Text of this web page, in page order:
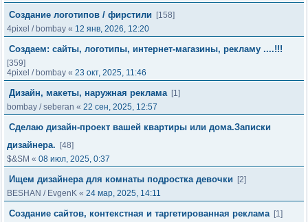
Создание логотипов / фирстили
[158]
4pixel / bombay « 12 янв, 2026, 12:20
Создаем: сайты, логотипы, интернет-магазины, рекламу ....!!!
[359]
4pixel / bombay « 23 окт, 2025, 11:46
Дизайн, макеты, наружная реклама [1]
bombay /seberan « 22 сен, 2025, 12:57
Сделаю дизайн-проект вашей квартиры или дома.Записки
дизайнера.
[48]
$&SM « 08 июл, 2025, 0:37
Ищем дизайнера для комнаты подростка девочки
[2]
BESHAN / EvgenK « 24 мар, 2025, 14:11
Создание сайтов, контекстная и таргетированная реклама [1]